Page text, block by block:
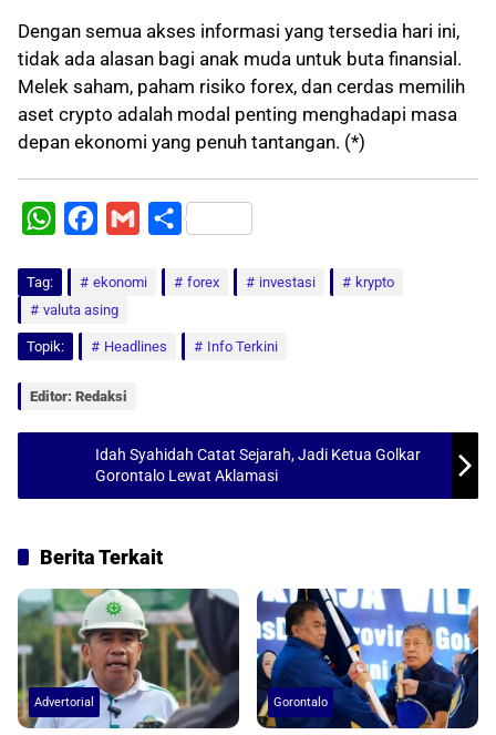
Dengan semua akses informasi yang tersedia hari ini,
tidak ada alasan bagi anak muda untuk buta finansial.
Melek saham, paham risiko forex, dan cerdas memilih
aset crypto adalah modal penting menghadapi masa
depan ekonomi yang penuh tantangan. (*)
W
t
s
c
e
b
k
a
l
S
a
Tag: ekonomi forex investasi
krypto
valuta asing
Topik: Headlines Info Terkini
Editor: Redaksi
Idah Syahidah Catat Sejarah, Jadi Ketua Golkar
Gorontalo Lewat Aklamasi
Berita Terkait
Advertorial Gorontalo